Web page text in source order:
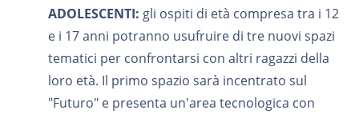
ADOLESCENTI: gli ospiti di età compresa tra i 12
e i 17 anni potranno usufruire di tre nuovi spazi
tematici per confrontarsi con altri ragazzi della
loro età. Il primo spazio sarà incentrato sul
"Futuro" e presenta un'area tecnologica con